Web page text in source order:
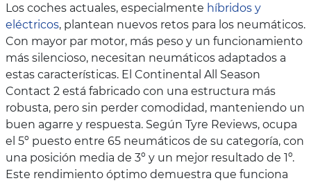
Los coches actuales, especialmente híbridos y
eléctricos, plantean nuevos retos para los neumáticos.
Con mayor par motor, más peso y un funcionamiento
más silencioso, necesitan neumáticos adaptados a
estas características. El Continental All Season
Contact 2 está fabricado con una estructura más
robusta, pero sin perder comodidad, manteniendo un
buen agarre y respuesta. Según Tyre Reviews, ocupa
el 5º puesto entre 65 neumáticos de su categoría, con
una posición media de 3º y un mejor resultado de 1º.
Este rendimiento óptimo demuestra que funciona